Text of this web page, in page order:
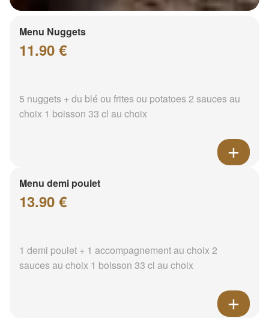
Menu Nuggets
11.90 €
5 nuggets + du blé ou frites ou potatoes 2 sauces au
choix 1 boisson 33 cl au choix
Menu demi poulet
13.90 €
1 demi poulet + 1 accompagnement au choix 2
sauces au choix 1 boisson 33 cl au choix